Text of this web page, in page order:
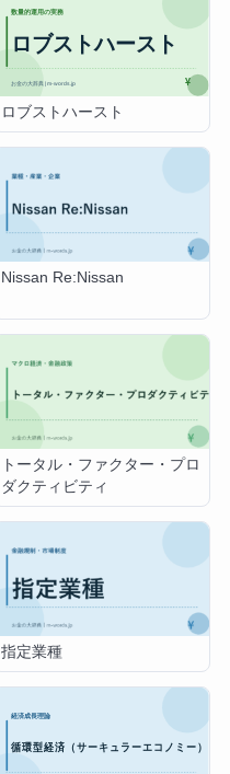
ロブストハースト
Nissan Re:Nissan
トータル・ファクター・プロ
ダクティビティ
指定業種